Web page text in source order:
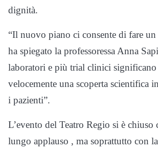
dignità.
“Il nuovo piano ci consente di fare un
ha spiegato la professoressa Anna
laboratori e più trial clinici significano
velocemente una scoperta scientifica
i pazienti”.
L’evento del Teatro Regio si è chiuso
lungo applauso , ma soprattutto con